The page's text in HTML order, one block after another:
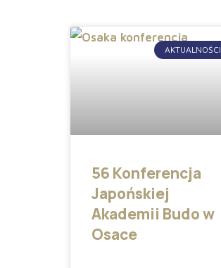
AKTUALNOŚCI
56 Konferencja
Japońskiej
Akademii Budo w
Osace